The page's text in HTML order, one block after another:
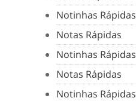
Notinhas Rápidas
Notas Rápidas
Notinhas Rápidas
Notas Rápidas
Notinhas Rápidas